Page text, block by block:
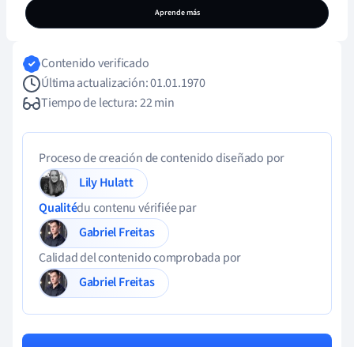
Contenido verificado
Última actualización: 01.01.1970
Tiempo de lectura: 22 min
Proceso de creación de contenido diseñado por
Lily Hulatt
Qualitédu contenu vérifiée par
Gabriel Freitas
Calidad del contenido comprobada por
Gabriel Freitas
Aprende más